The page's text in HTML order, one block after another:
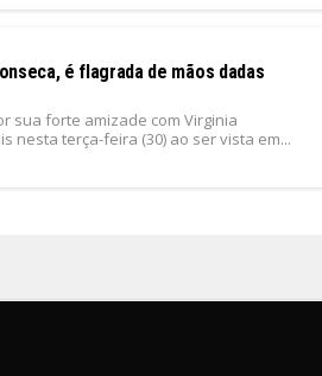
é flagrada de mãos dadas
sua forte amizade com Virginia
nesta terça-feira (30) ao ser vista em...